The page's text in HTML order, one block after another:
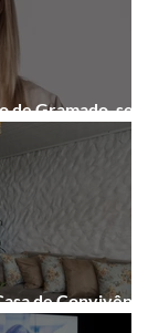
Gramado, será
digital
de Convivência